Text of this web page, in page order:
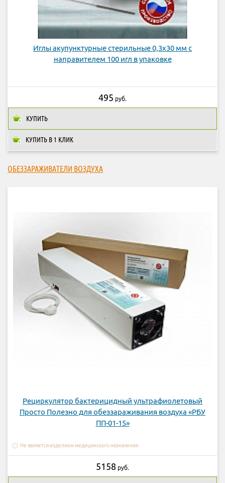
Иглы акупунктурные стерильные 0,3х30 мм с
направителем 100 игл в упаковке
КУПИТЬ В 1 КЛИК
495 руб.
КУПИТЬ
ОБЕЗЗАРАЖИВАТЕЛИ ВОЗДУХА
Рециркулятор бактерицидный ультрафиолетовый
Просто Полезно для обеззараживания воздуха «РБУ
ПП-01-15»
Не является изделием медицинского назначения
5158 руб.